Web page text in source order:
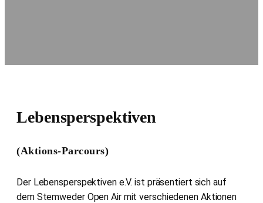
Lebensperspektiven
(Aktions-Parcours)
Der Lebensperspektiven e.V. ist präsentiert sich auf
dem Stemweder Open Air mit verschiedenen Aktionen